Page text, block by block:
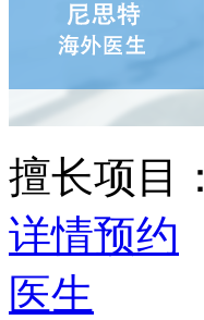
擅长项目：
详情预约
医生